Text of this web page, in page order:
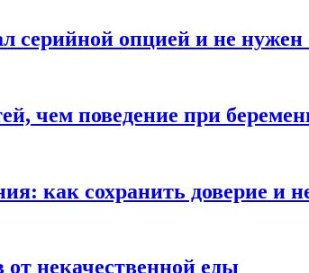
серийной опцией и не
чем поведение при
как сохранить доверие и
некачественной еды